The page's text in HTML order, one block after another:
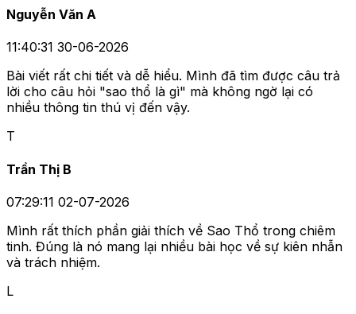
Nguyễn Văn A
11:40:31 30-06-2026
Bài viết rất chi tiết và dễ hiểu. Mình đã tìm được câu trả
lời cho câu hỏi "sao thổ là gì" mà không ngờ lại có
nhiều thông tin thú vị đến vậy.
T
Trần Thị B
07:29:11 02-07-2026
Mình rất thích phần giải thích về Sao Thổ trong chiêm
tinh. Đúng là nó mang lại nhiều bài học về sự kiên nhẫn
và trách nhiệm.
L